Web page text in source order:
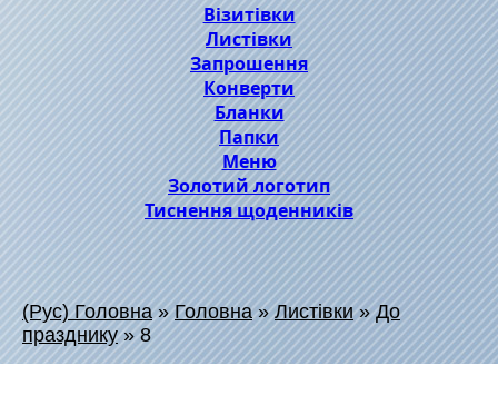
Візитівки
Листівки
Запрошення
Конверти
Бланки
Папки
Меню
Золотий логотип
Тиснення щоденників
(Рус) Головна»Головна»Листівки»До
празднику»8